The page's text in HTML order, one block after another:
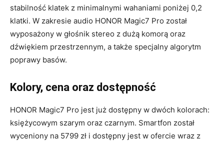
stabilność klatek z minimalnymi wahaniami poniżej 0,2
klatki. W zakresie audio HONOR Magic7 Pro został
wyposażony w głośnik stereo z dużą komorą oraz
dźwiękiem przestrzennym, a także specjalny algorytm
poprawy basów.
Kolory, cena oraz dostępność
HONOR Magic7 Pro jest już dostępny w dwóch kolorach:
księżycowym szarym oraz czarnym. Smartfon został
wyceniony na 5799 zł i dostępny jest w ofercie wraz z